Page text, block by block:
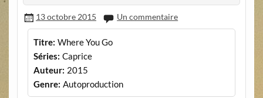
13 octobre 2015 Un commentaire
Titre: Where You Go
Séries: Caprice
Auteur: 2015
Genre: Autoproduction